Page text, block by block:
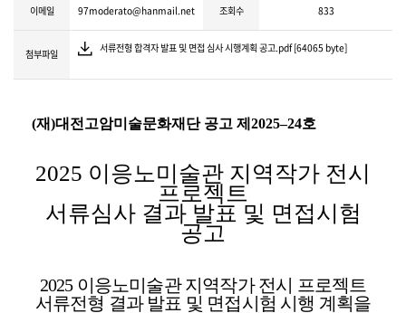
이응노미술대회
후원
SNS
이메일 97moderato@hanmail.net 조회수 833
첨부파일 서류전형 합격자 발표 및 면접 심사 시행계획 공고.pdf [64065 byte]
(재)대전고암미술문화재단 공고 제 2025–24호
2025 이응노미술관 지역작가 전시
프로젝트
서류심사 결과 발표 및 면접시험
공고
2025 이응노미술관 지역작가 전시 프로젝트
서류전형 결과 발표 및 면접시험 시행 계획을